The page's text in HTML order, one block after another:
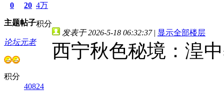
0
主题
20
帖子
4万
积分
论坛元老
积分
40824
发表于 2026-5-18 06:32:37 | 显示全部楼层
西宁秋色秘境：湟